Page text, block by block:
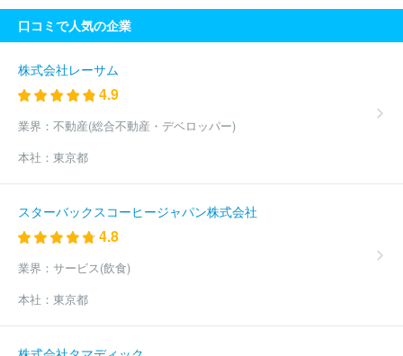
容室株式会社
株式会社ケンジ カミオ株式会社
株式会社米坂
茂木商事株式会社
株式会社ペディキュール
株式会社センリ
株式会社アイリンク
株式会社ティーズソフィア
リノ
有限会社グローバルヒューマン
株式会社芝山みよか美容室
の店
有限会社ＴＯＢＣ 有限会社グロブ
有限会社わかはや＿美
会社マイレディー
ロン
有限会社ル・クール 有限会社もづ
ルーツアイランズ株式
株式会社ビューティーＭｏｒｅ
株式会社板倉庄三のサロン
ｉｍａＰｕｌｉｔｏ株式会社
有限会社トン
ゴエタナ
有限会社パリー美容院
株式会社やなぎた
ック
有限会社ココロ
株式会社マグネット
株式会社ビューアーツ
有限会社サイズクリ
エイト
有限会社フレンド美容室
口コミで人気の企業
株式会社レーサム
4.9
業界： 不動産(総合不動産・デベロッパー)
本社： 東京都
スターバックスコーヒージャパン株式会社
4.8
業界： サービス(飲食)
本社： 東京都